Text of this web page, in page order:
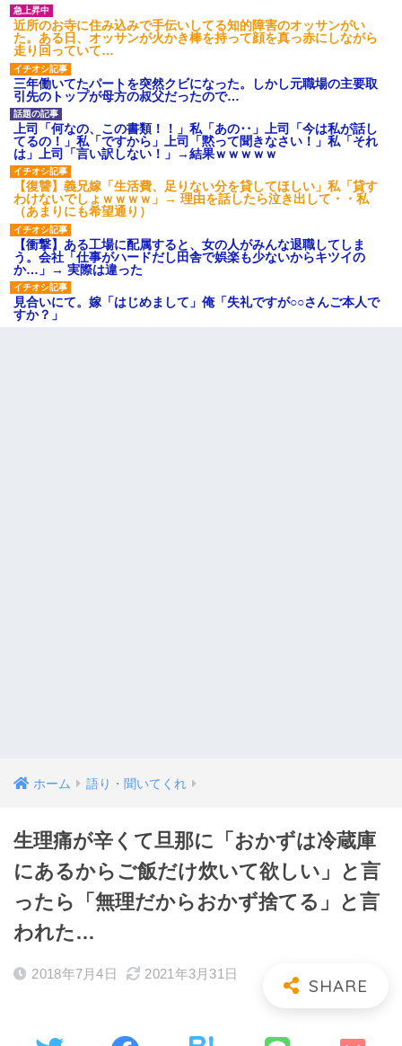
近所のお寺に住み込みで手伝いしてる知的障害のオッサンがい
た。ある日、オッサンが火かき棒を持って顔を真っ赤にしながら
走り回っていて…
三年働いてたパートを突然クビになった。しかし元職場の主要取
引先のトップが母方の叔父だったので…
上司「何なの、この書類！！」私「あの‥」上司「今は私が話し
てるの！」私「ですから」上司「黙って聞きなさい！」私「それ
は」上司「言い訳しない！」→結果ｗｗｗｗｗ
【復讐】義兄嫁「生活費、足りない分を貸してほしい」私「貸す
わけないでしょｗｗｗｗ」→ 理由を話したら泣き出して・・私
（あまりにも希望通り）
【衝撃】ある工場に配属すると、女の人がみんな退職してしま
う。会社「仕事がハードだし田舎で娯楽も少ないからキツイの
か…」→ 実際は違った
見合いにて。嫁「はじめまして」俺「失礼ですが○○さんご本人で
すか？」
ホーム 語り・聞いてくれ
生理痛が辛くて旦那に「おかずは冷蔵庫
にあるからご飯だけ炊いて欲しい」と言
ったら「無理だからおかず捨てる」と言
われた…
2018年7月4日 2021年3月31日